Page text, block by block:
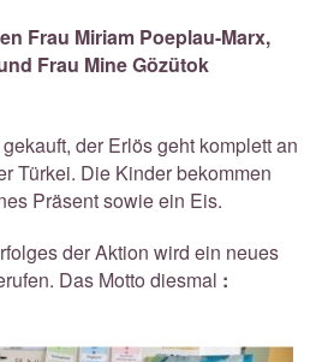
Frau Miriam Poeplau-Marx,
Frau Mine Gözütok
der Erlös geht komplett an
Türkei. Die Kinder bekommen
Präsent sowie ein Eis.
der Aktion wird ein neues
Das Motto diesmal :